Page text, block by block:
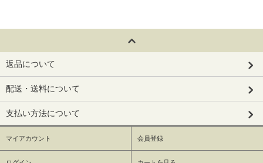
返品について
配送・送料について
支払い方法について
マイアカウント 会員登録